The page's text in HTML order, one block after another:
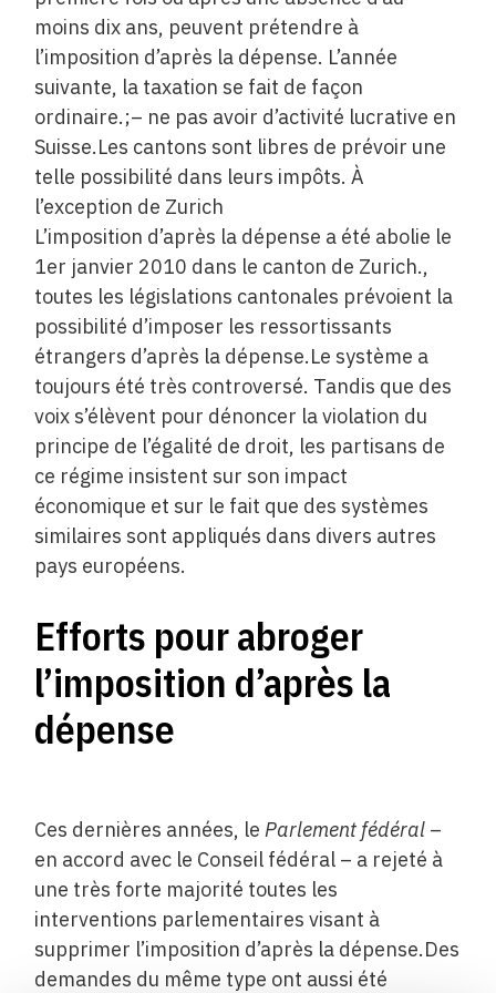
moins dix ans, peuvent prétendre à
l’imposition d’après la dépense. L’année
suivante, la taxation se fait de façon
ordinaire.;– ne pas avoir d’activité lucrative en
Suisse.Les cantons sont libres de prévoir une
telle possibilité dans leurs impôts. À
l’exception de Zurich
L’imposition d’après la dépense a été abolie le
1er janvier 2010 dans le canton de Zurich.,
toutes les législations cantonales prévoient la
possibilité d’imposer les ressortissants
étrangers d’après la dépense.Le système a
toujours été très controversé. Tandis que des
voix s’élèvent pour dénoncer la violation du
principe de l’égalité de droit, les partisans de
ce régime insistent sur son impact
économique et sur le fait que des systèmes
similaires sont appliqués dans divers autres
pays européens.
Efforts pour abroger
l’imposition d’après la
dépense
Ces dernières années, le Parlement fédéral–
en accord avec le Conseil fédéral – a rejeté à
une très forte majorité toutes les
interventions parlementaires visant à
supprimer l’imposition d’après la dépense.Des
demandes du même type ont aussi été